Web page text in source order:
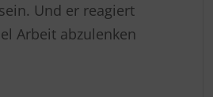
Und er reagiert
Arbeit abzulenken